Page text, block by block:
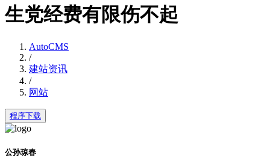
生党经费有限伤不起
AutoCMS
/
建站资讯
/
网站
程序下载
公孙琼春